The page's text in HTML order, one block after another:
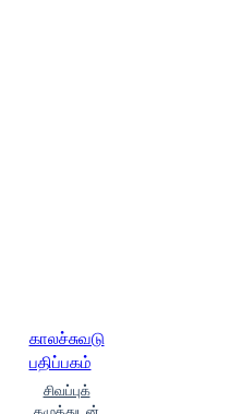
காலச்சுவடு
பதிப்பகம்
சிவப்புக்